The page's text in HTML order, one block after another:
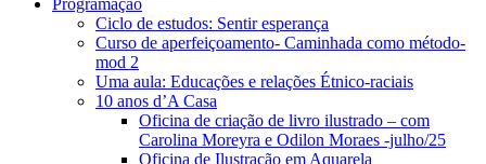
Programação
Ciclo de estudos: Sentir esperança
Curso de aperfeiçoamento- Caminhada como método-
mod 2
Uma aula: Educações e relações Étnico-raciais
10 anos d’A Casa
Oficina de criação de livro ilustrado – com
Carolina Moreyra e Odilon Moraes -julho/25
Oficina de Ilustração em Aquarela